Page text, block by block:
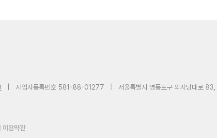
사업자등록번호 581-88-01277 서울특별시 영등포구 의사당대로
이용약관